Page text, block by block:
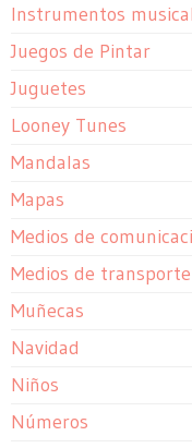
Instrumentos
Juegos de Pintar
Juguetes
Looney Tunes
Mandalas
Mapas
Medios de
Medios de transporte
Muñecas
Navidad
Niños
Números